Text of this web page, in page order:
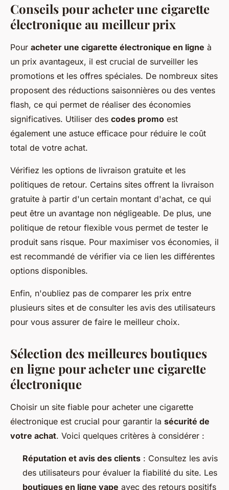
Conseils pour acheter une cigarette
électronique au meilleur prix
Pour acheter une cigarette électronique en ligne à
un prix avantageux, il est crucial de surveiller les
promotions et les offres spéciales. De nombreux sites
proposent des réductions saisonnières ou des ventes
flash, ce qui permet de réaliser des économies
significatives. Utiliser des codes promo est
également une astuce efficace pour réduire le coût
total de votre achat.
Vérifiez les options de livraison gratuite et les
politiques de retour. Certains sites offrent la livraison
gratuite à partir d'un certain montant d'achat, ce qui
peut être un avantage non négligeable. De plus, une
politique de retour flexible vous permet de tester le
produit sans risque. Pour maximiser vos économies, il
est recommandé de vérifier via ce lien les différentes
options disponibles.
Enfin, n'oubliez pas de comparer les prix entre
plusieurs sites et de consulter les avis des utilisateurs
pour vous assurer de faire le meilleur choix.
Sélection des meilleures boutiques
en ligne pour acheter une cigarette
électronique
Choisir un site fiable pour acheter une cigarette
électronique est crucial pour garantir la sécurité de
votre achat. Voici quelques critères à considérer :
Réputation et avis des clients : Consultez les avis
des utilisateurs pour évaluer la fiabilité du site. Les
boutiques en ligne vape avec des retours positifs